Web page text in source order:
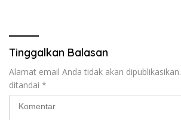
Tinggalkan Balasan
Alamat email Anda tidak akan dipublikasikan.
ditandai *